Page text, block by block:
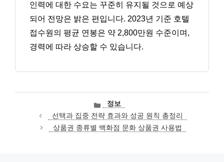
인력에 대한 수요는 꾸준히 유지될 것으로 예상
되어 전망은 밝은 편입니다. 2023년 기준 호텔
접수원의 평균 연봉은 약 2,800만원 수준이며,
경력에 따라 상승할 수 있습니다.
카
테
고
리
정보
선택과 집중 전략 효과와 성공 원칙 총정리
상품권 종류별 백화점 문화 상품권 사용법